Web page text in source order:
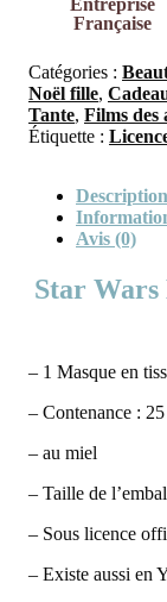
Entreprise
Française
Catégories :
Noël fille,
Tante, Films des
Étiquette :
Description
Avis (0)
Star Wars
– 1 Masque en
– Contenance :
– au miel
– Taille de
– Sous licence
– Existe aussi en